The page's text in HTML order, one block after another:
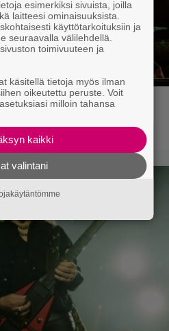
keikkatunnelmiin
esimerkiksi sivuista, joilla
laitteesi ominaisuuksista.
käyttötarkoituksiin ja
seuraavalla välilehdellä.
toimivuuteen ja
käsitellä tietoja myös ilman
oikeutettu peruste. Voit
milloin tahansa
kaikki
valintani